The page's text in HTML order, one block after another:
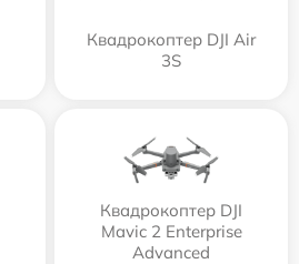
Квадрокоптер DJI Air
3S
Квадрокоптер DJI
Mavic 2 Enterprise
Advanced